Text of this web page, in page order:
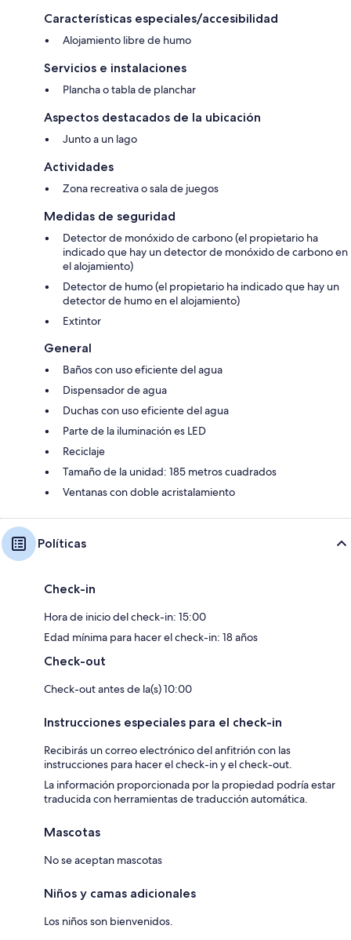
Características especiales/accesibilidad
Alojamiento libre de humo
Servicios e instalaciones
Plancha o tabla de planchar
Aspectos destacados de la ubicación
Junto a un lago
Actividades
Zona recreativa o sala de juegos
Medidas de seguridad
Detector de monóxido de carbono (el propietario ha
indicado que hay un detector de monóxido de carbono en
el alojamiento)
Detector de humo (el propietario ha indicado que hay un
detector de humo en el alojamiento)
Extintor
General
Baños con uso eficiente del agua
Dispensador de agua
Duchas con uso eficiente del agua
Parte de la iluminación es LED
Reciclaje
Tamaño de la unidad: 185 metros cuadrados
Ventanas con doble acristalamiento
Políticas
Check-in
Hora de inicio del check-in: 15:00
Edad mínima para hacer el check-in: 18 años
Check-out
Check-out antes de la(s) 10:00
Instrucciones especiales para el check-in
Recibirás un correo electrónico del anfitrión con las
instrucciones para hacer el check-in y el check-out.
La información proporcionada por la propiedad podría estar
traducida con herramientas de traducción automática.
Mascotas
No se aceptan mascotas
Niños y camas adicionales
Los niños son bienvenidos.